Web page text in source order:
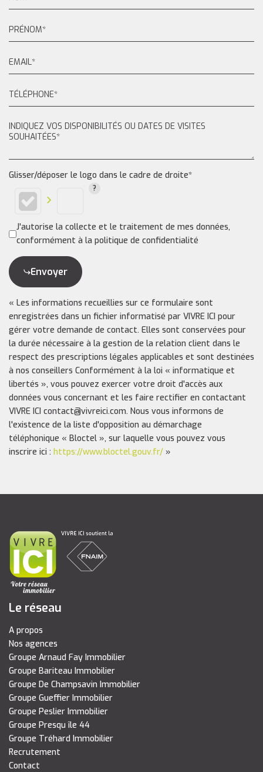
Glisser/déposer le logo dans le cadre de droite*
J'autorise la collecte et le traitement de mes données,
conformément à la politique de confidentialité
Envoyer
« Les informations recueillies sur ce formulaire sont
enregistrées dans un fichier informatisé par VIVRE ICI pour
gérer votre demande de contact. Elles sont conservées pour
la durée nécessaire à la gestion de la relation client dans le
respect des prescriptions légales applicables et sont destinées
à nos conseillers Conformément à la loi « informatique et
libertés », vous pouvez exercer votre droit d'accès aux
données vous concernant et les faire rectifier en contactant
VIVRE ICI contact@vivreici.com. Nous vous informons de
l'existence de la liste d'opposition au démarchage
téléphonique « Bloctel », sur laquelle vous pouvez vous
inscrire ici : https://www.bloctel.gouv.fr/ »
Le réseau
A propos
Nos agences
Groupe Arnaud Fay Immobilier
Groupe Bariteau Immobilier
Groupe De Champsavin Immobilier
Groupe Gueffier Immobilier
Groupe Peslier Immobilier
Groupe Presqu île 44
Groupe Tréhard Immobilier
Recrutement
Contact